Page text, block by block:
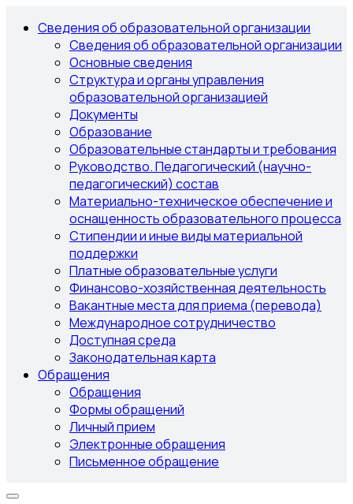
Сведения об образовательной организации
Сведения об образовательной организации
Основные сведения
Структура и органы управления
образовательной организацией
Документы
Образование
Образовательные стандарты и требования
Руководство. Педагогический (научно-
педагогический) состав
Материально-техническое обеспечение и
оснащенность образовательного процесса
Стипендии и иные виды материальной
поддержки
Платные образовательные услуги
Финансово-хозяйственная деятельность
Вакантные места для приема (перевода)
Международное сотрудничество
Доступная среда
Законодательная карта
Обращения
Обращения
Формы обращений
Личный прием
Электронные обращения
Письменное обращение